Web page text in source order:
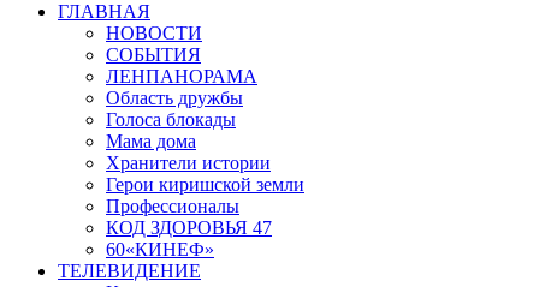
ГЛАВНАЯ
НОВОСТИ
СОБЫТИЯ
ЛЕНПАНОРАМА
Область дружбы
Голоса блокады
Мама дома
Хранители истории
Герои киришской земли
Профессионалы
КОД ЗДОРОВЬЯ 47
60«КИНЕФ»
ТЕЛЕВИДЕНИЕ